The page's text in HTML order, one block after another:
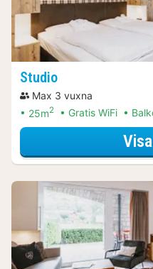
Studio
Max 3 vuxna
25m2 Gratis WiFi